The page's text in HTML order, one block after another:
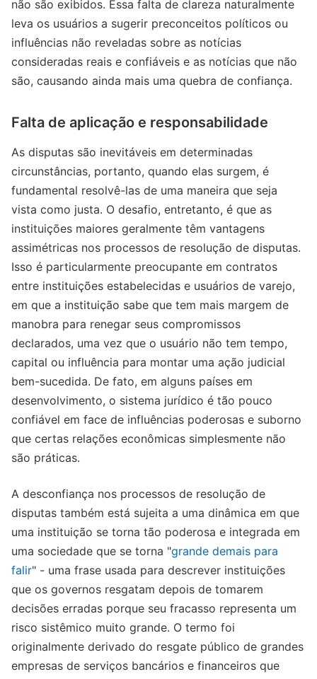
não são exibidos. Essa falta de clareza naturalmente
leva os usuários a sugerir preconceitos políticos ou
influências não reveladas sobre as notícias
consideradas reais e confiáveis e as notícias que não
são, causando ainda mais uma quebra de confiança.
Falta de aplicação e responsabilidade
As disputas são inevitáveis em determinadas
circunstâncias, portanto, quando elas surgem, é
fundamental resolvê-las de uma maneira que seja
vista como justa. O desafio, entretanto, é que as
instituições maiores geralmente têm vantagens
assimétricas nos processos de resolução de disputas.
Isso é particularmente preocupante em contratos
entre instituições estabelecidas e usuários de varejo,
em que a instituição sabe que tem mais margem de
manobra para renegar seus compromissos
declarados, uma vez que o usuário não tem tempo,
capital ou influência para montar uma ação judicial
bem-sucedida. De fato, em alguns países em
desenvolvimento, o sistema jurídico é tão pouco
confiável em face de influências poderosas e suborno
que certas relações econômicas simplesmente não
são práticas.
A desconfiança nos processos de resolução de
disputas também está sujeita a uma dinâmica em que
uma instituição se torna tão poderosa e integrada em
uma sociedade que se torna "grande demais para
falir" - uma frase usada para descrever instituições
que os governos resgatam depois de tomarem
decisões erradas porque seu fracasso representa um
risco sistêmico muito grande. O termo foi
originalmente derivado do resgate público de grandes
empresas de serviços bancários e financeiros que